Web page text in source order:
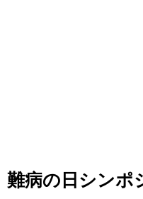
難病の日シンポ